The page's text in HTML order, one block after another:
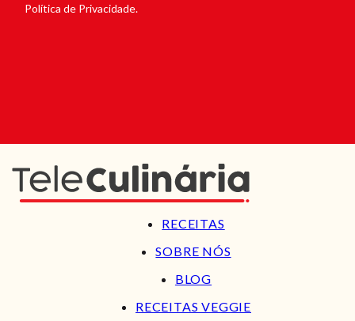
Política de Privacidade.
RECEITAS
SOBRE NÓS
BLOG
RECEITAS VEGGIE